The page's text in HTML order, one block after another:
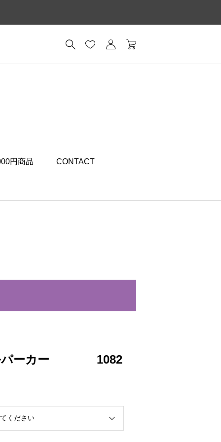
円商品 CONTACT
ルパーカー 1082